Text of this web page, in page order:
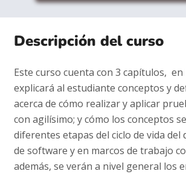
Descripción del curso
Este curso cuenta con 3 capítulos, en
explicará al estudiante conceptos y
acerca de cómo realizar y aplicar
con agilísimo; y cómo los conceptos
diferentes etapas del ciclo de vida del
de software y en marcos de trabajo
además, se verán a nivel general los